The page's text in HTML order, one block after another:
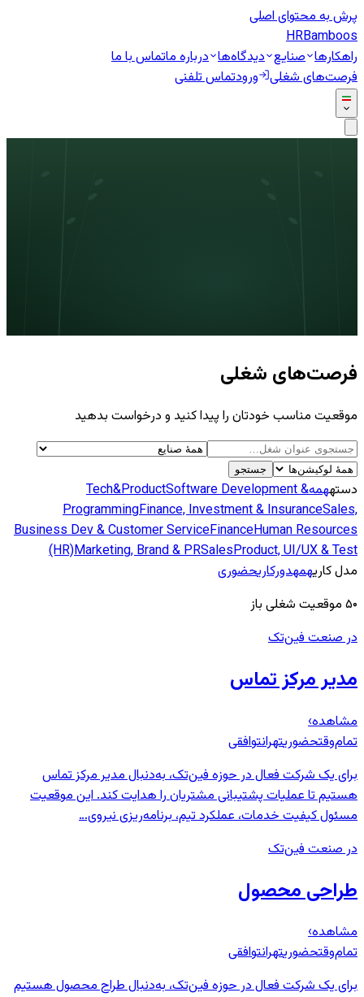
پرش به محتوای اصلی
HRBamboos
راهکارها صنایع دیدگاه‌ها درباره ماتماس با ما
فرصت‌های شغلی ورودتماس تلفنی
فرصت‌های شغلی
موقعیت مناسب خودتان را پیدا کنید و درخواست بدهید
جستجو
دستههمه Tech&ProductSoftware Development &
ProgrammingFinance, Investment & InsuranceSales,
Business Dev & Customer ServiceFinanceHuman Resources
(HR)Marketing, Brand & PRSalesProduct, UI/UX & Test
مدل کاریهمهدورکاریحضوری
۵۰ موقعیت شغلی باز
در صنعت فین‌تک
مدیر مرکز تماس
مشاهده›
تمام‌وقتحضوریتهرانتوافقی
برای یک شرکت فعال در حوزه فین‌تک، به‌دنبال مدیر مرکز تماس
هستیم تا عملیات پشتیبانی مشتریان را هدایت کند. این موقعیت
مسئول کیفیت خدمات، عملکرد تیم، برنامه‌ریزی نیروی…
در صنعت فین‌تک
طراحی محصول
مشاهده›
تمام‌وقتحضوریتهرانتوافقی
برای یک شرکت فعال در حوزه فین‌تک، به‌دنبال طراح محصول هستیم